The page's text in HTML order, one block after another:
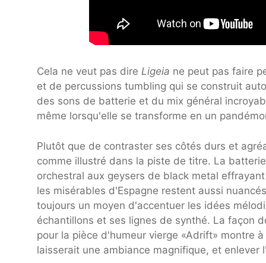
Cela ne veut pas dire Ligeia ne peut pas faire
et de percussions tumbling qui se construit
des sons de batterie et du mix général
même lorsqu'elle se transforme en un
Plutôt que de contraster ses côtés durs et
comme illustré dans la piste de titre. La
orchestral aux geysers de black metal
les misérables d'Espagne restent aussi
toujours un moyen d'accentuer les idées
échantillons et ses lignes de synthé. La façon
pour la pièce d'humeur vierge «Adrift» montre
laisserait une ambiance magnifique, et